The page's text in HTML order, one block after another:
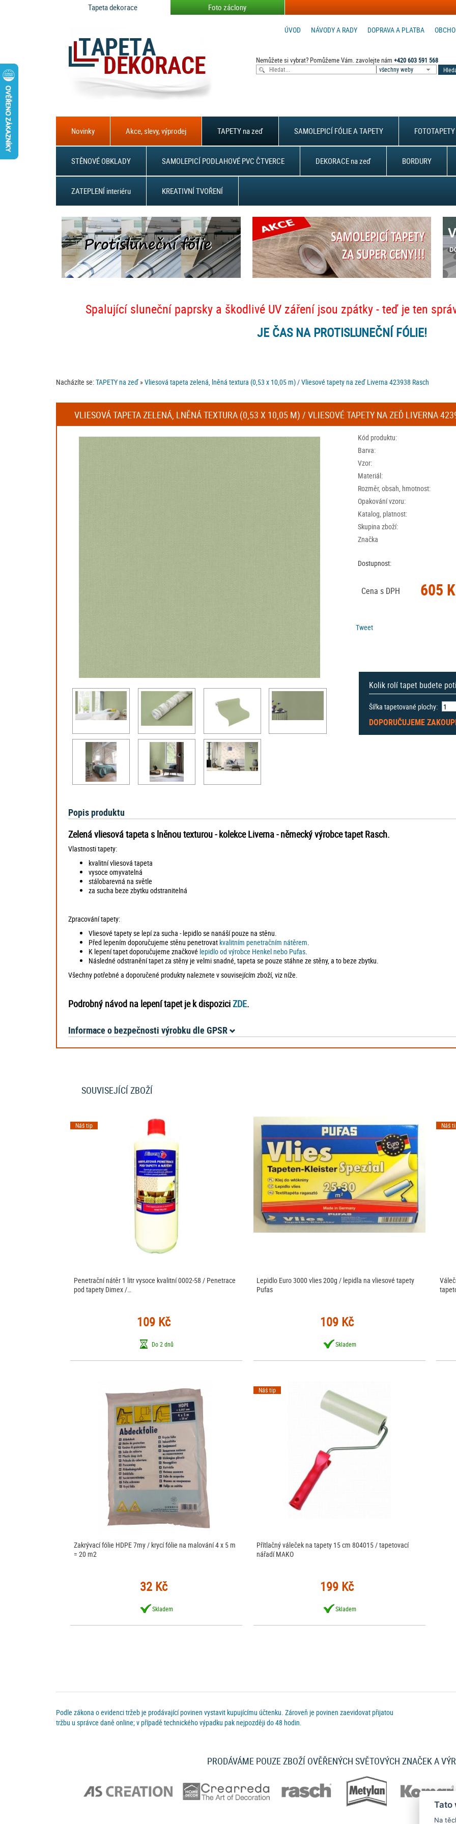
Tapeta dekorace Foto záclony
DOPRAVA A PLATBA
NÁVODY A RADY
ÚVOD
Nemůžete si vybrat? Pomůžeme Vám. zavolejte nám+420 603 591 568
všechny weby
Novinky Akce, slevy, výprodej TAPETY na zeď SAMOLEPICÍ FÓLIE A TAPETY
STĚNOVÉ OBKLADY SAMOLEPICÍ PODLAHOVÉ PVC ČTVERCE DEKORACE na zeď BORDURY
ZATEPLENÍ interiéru KREATIVNÍ TVOŘENÍ
Spalující sluneční paprsky a škodlivé UV záření jsou zpátky - teď je ten
JE ČAS NA PROTISLUNEČNÍ FÓLIE!
Nacházíte se:TAPETY na zeď »Vliesová tapeta zelená, lněná textura (0,53 x 10,05 m) / Vliesové tapety na zeď Liverna 423938 Rasch
VLIESOVÁ TAPETA ZELENÁ, LNĚNÁ TEXTURA (0,53 X 10,05 M) / VLIESOVÉ TAPETY NA ZEĎ LIVERNA
Kód produktu:
Barva:
Vzor:
Materiál:
Rozměr, obsah, hmotnost:
Opakování vzoru:
Katalog, platnost:
Skupina zboží:
Značka
Dostupnost:
Cena s DPH 605
Tweet
Kolik rolí tapet budete
Šířka tapetované plochy:
DOPORUČUJEME
Popis produktu
Zelená vliesová tapeta s lněnou texturou - kolekce Liverna - německý výrobce tapet Rasch.
Vlastnosti tapety:
kvalitní vliesová tapeta
vysoce omyvatelná
stálobarevná na světle
za sucha beze zbytku odstranitelná
Zpracování tapety:
Vliesové tapety se lepí za sucha - lepidlo se nanáší pouze na stěnu.
Před lepením doporučujeme stěnu penetrovatkvalitním penetračním nátěrem.
K lepení tapet doporučujeme značkové lepidlo od výrobce Henkel nebo Pufas.
Následné odstranění tapet za stěny je velmi snadné, tapeta se pouze stáhne ze stěny, a to beze zbytku.
Všechny potřebné a doporučené produkty naleznete v souvisejícím zboží, viz níže.
Podrobný návod na lepení tapet je k dispoziciZDE.
Informace o bezpečnosti výrobku dle GPSR
SOUVISEJÍCÍ ZBOŽÍ
Náš tip
Penetrační nátěr 1 litr vysoce kvalitní 0002-58 / Penetrace
pod tapety Dimex /…
109 Kč
Do 2 dnů
Lepidlo Euro 3000 vlies 200g / lepidla na vliesové tapety
Pufas
109 Kč
Skladem
Náš
Zakrývací fólie HDPE 7my / krycí fólie na malování 4 x 5 m
= 20 m2
32 Kč
Skladem
Náš tip
Přítlačný váleček na tapety 15 cm 804015 / tapetovací
nářadí MAKO
199 Kč
Skladem
Podle zákona o evidenci tržeb je prodávající povinen vystavit kupujícímu účtenku. Zároveň je povinen zaevidovat přijatou
tržbu u správce daně online; v případě technického výpadku pak nejpozději do 48 hodin.
PRODÁVÁME POUZE ZBOŽÍ OVĚŘENÝCH SVĚTOVÝCH ZNAČEK A
Tato
Na